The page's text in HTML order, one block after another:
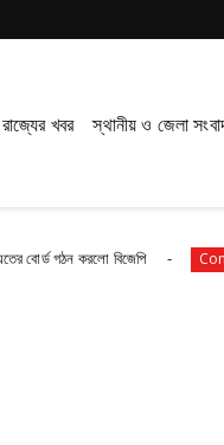
রাজ্যের খবর স্থানীয় ও জেলা
বিজেপি Contact তমলুক